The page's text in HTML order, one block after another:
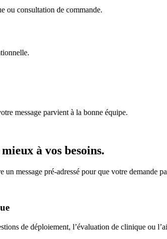
ou consultation de commande.
message parvient à la bonne équipe.
à vos besoins.
message pré-adressé pour que votre demande
de déploiement, l’évaluation de clinique ou